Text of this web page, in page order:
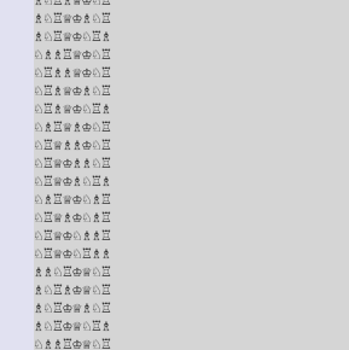
♗♘♖♕♔♗♘♖
♗♘♖♕♔♘♖♗
♘♗♗♖♕♔♘♖
♘♖♗♗♕♔♘♖
♘♖♗♕♔♗♘♖
♘♖♗♕♔♘♖♗
♘♗♖♕♗♔♘♖
♘♖♕♗♗♔♘♖
♘♖♕♔♗♗♘♖
♘♖♕♔♗♘♖♗
♘♗♖♕♔♘♗♖
♘♖♕♗♔♘♗♖
♘♖♕♔♘♗♗♖
♘♖♕♔♘♖♗♗
♗♗♘♖♔♕♘♖
♗♘♖♗♔♕♘♖
♗♘♖♔♕♗♘♖
♗♘♖♔♕♘♖♗
♘♗♗♖♔♕♘♖